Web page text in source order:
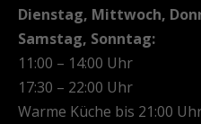
Dienstag, Mittwoch,
Samstag, Sonntag:
11:00 – 14:00 Uhr
17:30 – 22:00 Uhr
Warme Küche bis 21:00